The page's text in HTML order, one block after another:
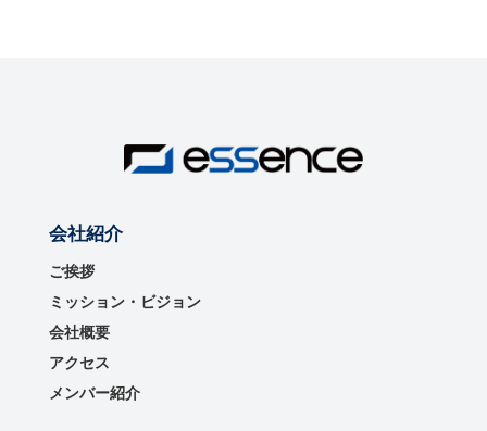
会社紹介
ご挨拶
ミッション・ビジョン
会社概要
アクセス
メンバー紹介